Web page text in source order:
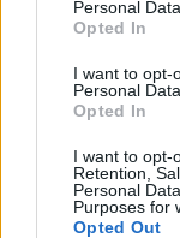
Personal Data.
Opted In
I want to opt-
Personal
Opted In
I want to opt-
Retention,
Personal
Purposes for
Opted Out
κουταβιού
06.08.2026